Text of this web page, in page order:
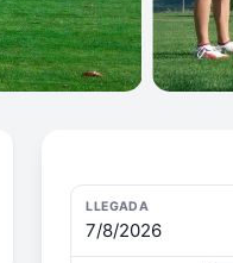
LLEGADA
7/8/2026